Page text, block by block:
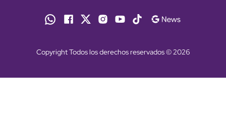
Copyright Todos los derechos reservados © 2026